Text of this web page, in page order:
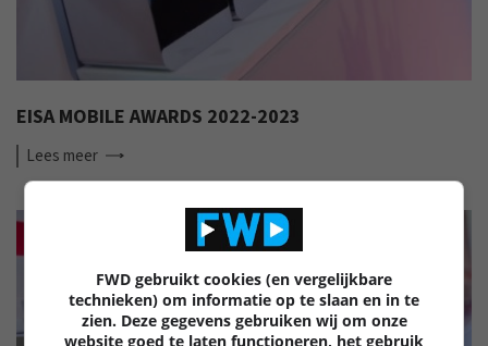
EISA MOBILE AWARDS 2022-2023
Lees meer
FWD gebruikt cookies (en vergelijkbare
technieken) om informatie op te slaan en in te
zien. Deze gegevens gebruiken wij om onze
website goed te laten functioneren, het gebruik